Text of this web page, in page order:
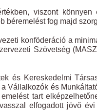
viszont könnyen
béremelést fog majd
konföderáció a
Szövetség
és Kereskedelmi
Vállalkozók és
tart
elfogadott jövő